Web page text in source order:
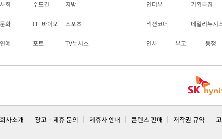
사회 수도권 지방
문화 IT·바이오 스포츠
연예 포토 TV뉴시스
인터뷰 기획특집
섹션코너 데일리뉴시
인사 부고 동정
회사소개 광고 · 제휴 문의 제휴사 안내 콘텐츠 판매 저작권 규약